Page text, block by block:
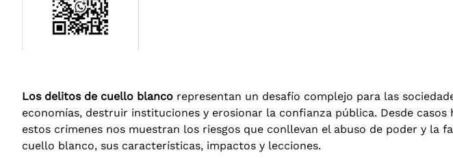
Los delitos de cuello blanco representan un desafío complejo para las
economías, destruir instituciones y erosionar la confianza pública. Desde
estos crímenes nos muestran los riesgos que conllevan el abuso de poder y
cuello blanco, sus características, impactos y lecciones.